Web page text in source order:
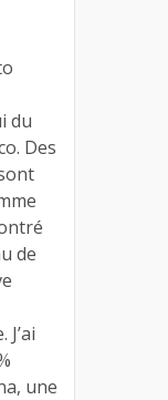
du
Des
de
une